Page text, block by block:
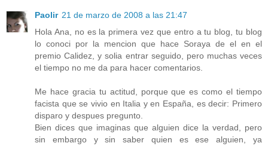
Paolir 21 de marzo de 2008 a las 21:47
Hola Ana, no es la primera vez que entro a tu blog, tu blog
lo conoci por la mencion que hace Soraya de el en el
premio Calidez, y solia entrar seguido, pero muchas veces
el tiempo no me da para hacer comentarios.
Me hace gracia tu actitud, porque que es como el tiempo
facista que se vivio en Italia y en España, es decir: Primero
disparo y despues pregunto.
Bien dices que imaginas que alguien dice la verdad, pero
sin embargo y sin saber quien es ese alguien, ya